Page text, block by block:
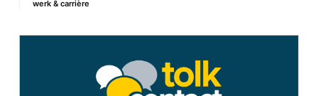
werk & carrière